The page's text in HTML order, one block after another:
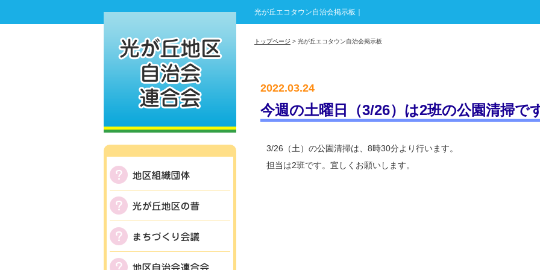
光が丘エコタウン自治会掲示板｜
トップページ > 光が丘エコタウン自治会掲示板
2022.03.24
今週の土曜日（3/26）は2班の公園清掃で
3/26（土）の公園清掃は、8時30分より行います。
担当は2班です。宜しくお願いします。